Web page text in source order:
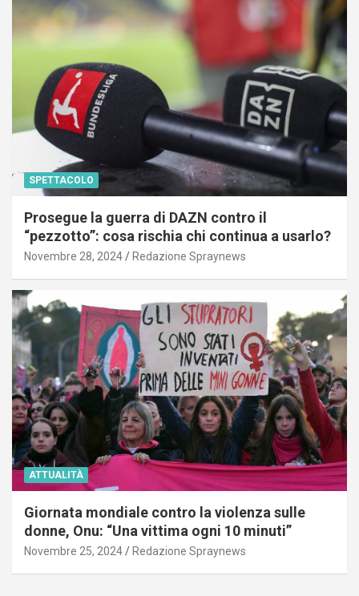
SPETTACOLO
Prosegue la guerra di DAZN contro il
“pezzotto”: cosa rischia chi continua a usarlo?
Novembre 28, 2024 Redazione Spraynews
ATTUALITÀ
Giornata mondiale contro la violenza sulle
donne, Onu: “Una vittima ogni 10 minuti”
Novembre 25, 2024 Redazione Spraynews